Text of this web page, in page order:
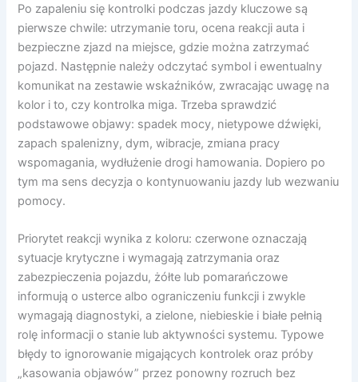
Po zapaleniu się kontrolki podczas jazdy kluczowe są
pierwsze chwile: utrzymanie toru, ocena reakcji auta i
bezpieczne zjazd na miejsce, gdzie można zatrzymać
pojazd. Następnie należy odczytać symbol i ewentualny
komunikat na zestawie wskaźników, zwracając uwagę na
kolor i to, czy kontrolka miga. Trzeba sprawdzić
podstawowe objawy: spadek mocy, nietypowe dźwięki,
zapach spalenizny, dym, wibracje, zmiana pracy
wspomagania, wydłużenie drogi hamowania. Dopiero po
tym ma sens decyzja o kontynuowaniu jazdy lub wezwaniu
pomocy.
Priorytet reakcji wynika z koloru: czerwone oznaczają
sytuacje krytyczne i wymagają zatrzymania oraz
zabezpieczenia pojazdu, żółte lub pomarańczowe
informują o usterce albo ograniczeniu funkcji i zwykle
wymagają diagnostyki, a zielone, niebieskie i białe pełnią
rolę informacji o stanie lub aktywności systemu. Typowe
błędy to ignorowanie migających kontrolek oraz próby
„kasowania objawów” przez ponowny rozruch bez